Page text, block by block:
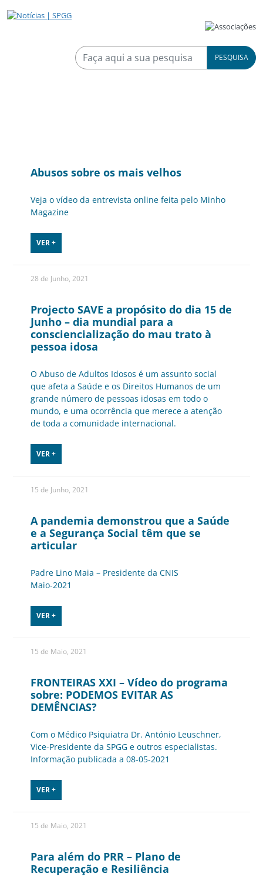
PESQUISA
Abusos sobre os mais velhos
Veja o vídeo da entrevista online feita pelo Minho
Magazine
VER +
28 de Junho, 2021
Projecto SAVE a propósito do dia 15 de
Junho – dia mundial para a
consciencialização do mau trato à
pessoa idosa
O Abuso de Adultos Idosos é um assunto social
que afeta a Saúde e os Direitos Humanos de um
grande número de pessoas idosas em todo o
mundo, e uma ocorrência que merece a atenção
de toda a comunidade internacional.
VER +
15 de Junho, 2021
A pandemia demonstrou que a Saúde
e a Segurança Social têm que se
articular
Padre Lino Maia – Presidente da CNIS
Maio-2021
VER +
15 de Maio, 2021
FRONTEIRAS XXI – Vídeo do programa
sobre: PODEMOS EVITAR AS
DEMÊNCIAS?
Com o Médico Psiquiatra Dr. António Leuschner,
Vice-Presidente da SPGG e outros especialistas.
Informação publicada a 08-05-2021
VER +
15 de Maio, 2021
Para além do PRR – Plano de
Recuperação e Resiliência